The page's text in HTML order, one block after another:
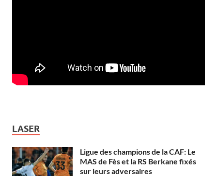
LASER
Ligue des champions de la CAF: Le
MAS de Fès et la RS Berkane fixés
sur leurs adversaires